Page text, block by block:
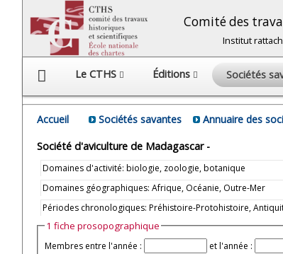
Comité des
Institut
Le CTHS Éditions Sociétés
Accueil Sociétés savantes Annuaire des
Société d'aviculture de Madagascar -
Domaines d'activité: biologie, zoologie, botanique
Domaines géographiques: Afrique, Océanie, Outre-Mer
Périodes chronologiques: Préhistoire-Protohistoire,
1 fiche prosopographique
Membres entre l'année : et l'année :